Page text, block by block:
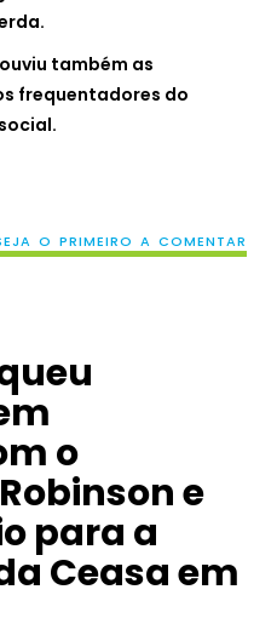
também as
frequentadores do
O PRIMEIRO A COMENTAR
o
e
para a
Ceasa em